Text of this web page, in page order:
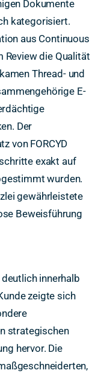
Dokumente
kategorisiert.
aus Continuous
Review die Qualität
Thread- und
E-
Der
von FORCYD
exakt auf
wurden.
gewährleistete
Beweisführung
innerhalb
zeigte sich
strategischen
hervor. Die